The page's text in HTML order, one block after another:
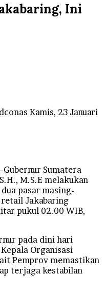
Ini
Kamis, 23 Januari
Sumatera
M.S.E melakukan
pasar masing-
Jakabaring
pukul 02.00 WIB,
pada dini hari
Organisasi
Pemprov memastikan
terjaga kestabilan